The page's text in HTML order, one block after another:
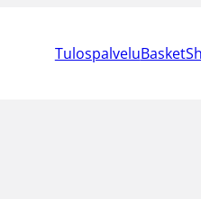
Tulospalvelu